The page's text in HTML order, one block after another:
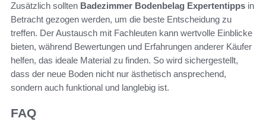
Zusätzlich sollten Badezimmer Bodenbelag Expertentipps in
Betracht gezogen werden, um die beste Entscheidung zu
treffen. Der Austausch mit Fachleuten kann wertvolle Einblicke
bieten, während Bewertungen und Erfahrungen anderer Käufer
helfen, das ideale Material zu finden. So wird sichergestellt,
dass der neue Boden nicht nur ästhetisch ansprechend,
sondern auch funktional und langlebig ist.
FAQ